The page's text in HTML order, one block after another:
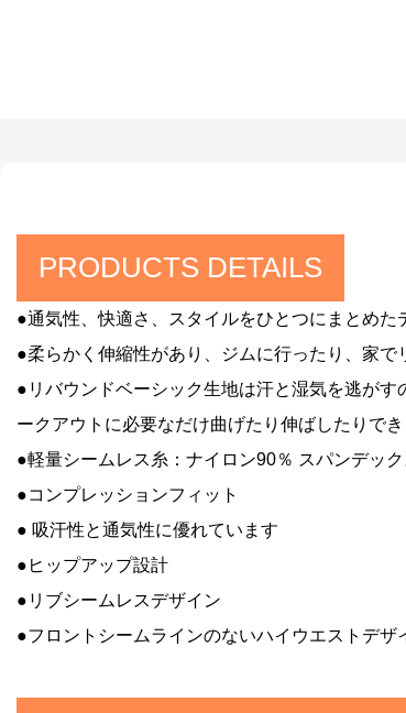
PRODUCTS DETAILS
●通気性、快適さ、スタイルをひとつにまとめ
●柔らかく伸縮性があり、ジムに行ったり、家で
●リバウンドベーシック生地は汗と湿気を逃が
ークアウトに必要なだけ曲げたり伸ばしたりで
●軽量シームレス糸：ナイロン90％ スパンデッ
●コンプレッションフィット
● 吸汗性と通気性に優れています
●ヒップアップ設計
●リブシームレスデザイン
●フロントシームラインのないハイウエストデザ